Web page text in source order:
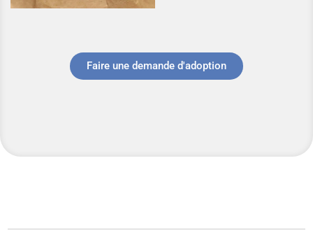
Faire une demande d'adoption